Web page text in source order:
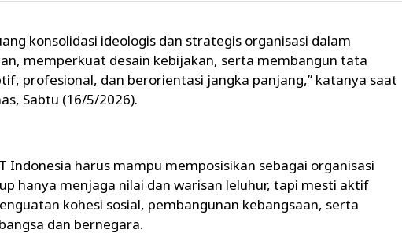
konsolidasi ideologis dan strategis organisasi dalam
memperkuat desain kebijakan, serta membangun tata
profesional, dan berorientasi jangka panjang,” katanya saat
Sabtu (16/5/2026).
Indonesia harus mampu memposisikan sebagai organisasi
hanya menjaga nilai dan warisan leluhur, tapi mesti aktif
kohesi sosial, pembangunan kebangsaan, serta
dan bernegara.